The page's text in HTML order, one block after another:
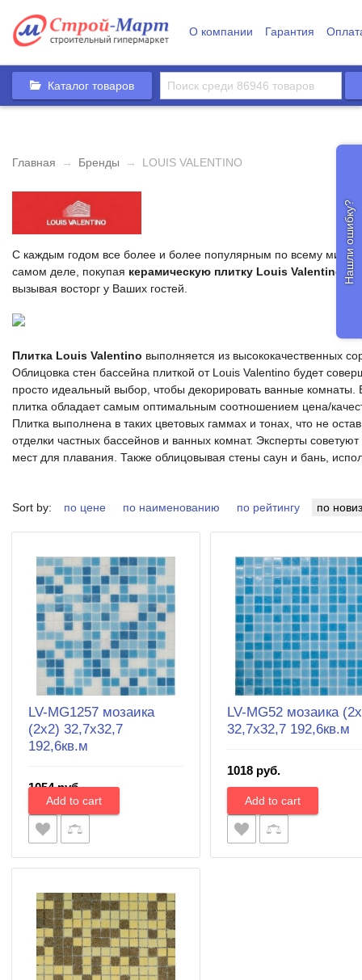
О компании Гарантия
Каталог товаров
Главная → Бренды → LOUIS VALENTINO
С каждым годом все более и более популярным по всему миру
самом деле, покупая керамическую плитку Louis Valentino
,
вызывая восторг у Ваших гостей.
Плитка Louis Valentino выполняется из высококачественных
Облицовка стен бассейна плиткой от Louis Valentino будет
просто идеальный выбор, чтобы декорировать ванные
плитка обладает самым оптимальным соотношением цена/
Плитка выполнена в таких цветовых гаммах и тонах, что не
отделки частных бассейнов и ванных комнат. Эксперты
мест для плавания. Также облицовывая стены саун и бань,
Sort by: по цене по наименованию по рейтингу по
LV-MG1257 мозаика
(2х2) 32,7х32,7
192,6кв.м
1054 руб.
LV-MG52 мозаика
32,7х32,7 192,6кв.м
1018 руб.
Нашли ошибку?